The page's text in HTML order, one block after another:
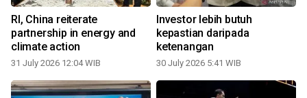
RI, China reiterate
partnership in energy and
climate action
31 July 2026 12:04 WIB
Investor lebih butuh
kepastian daripada
ketenangan
30 July 2026 5:41 WIB